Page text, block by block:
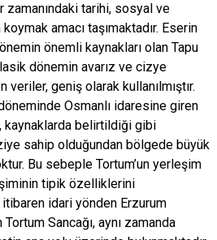
zamanındaki tarihi, sosyal ve
amacı taşımaktadır. Eserin
önemli kaynakları olan Tapu
dönemin avarız ve cizye
geniş olarak kullanılmıştır.
Osmanlı idaresine giren
kaynaklarda belirtildiği gibi
sahip olduğundan bölgede büyük
Bu sebeple Tortum’un yerleşim
tipik özelliklerini
idari yönden Erzurum
Sancağı, aynı zamanda